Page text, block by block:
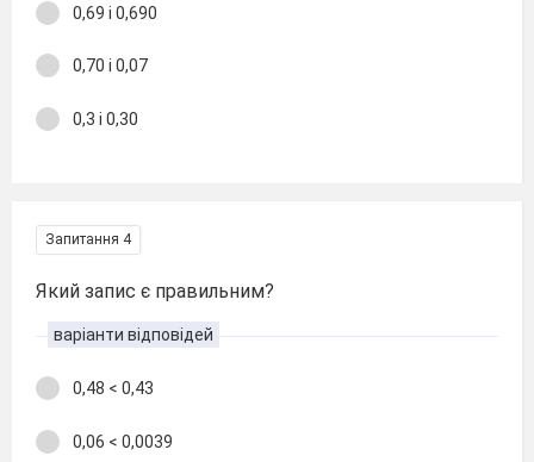
0,69 і 0,690
0,70 і 0,07
0,3 і 0,30
Запитання 4
Який запис є правильним?
варіанти відповідей
0,48 < 0,43
0,06 < 0,0039